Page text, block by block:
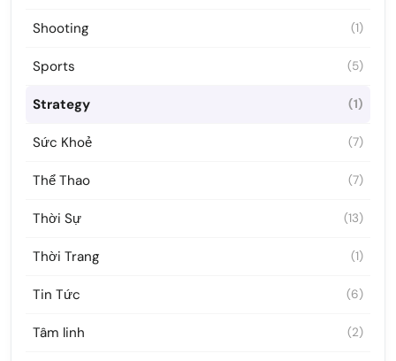
Shooting (1)
Sports (5)
Strategy (1)
Sức Khoẻ (7)
Thể Thao (7)
Thời Sự (13)
Thời Trang (1)
Tin Tức (6)
Tâm linh (2)